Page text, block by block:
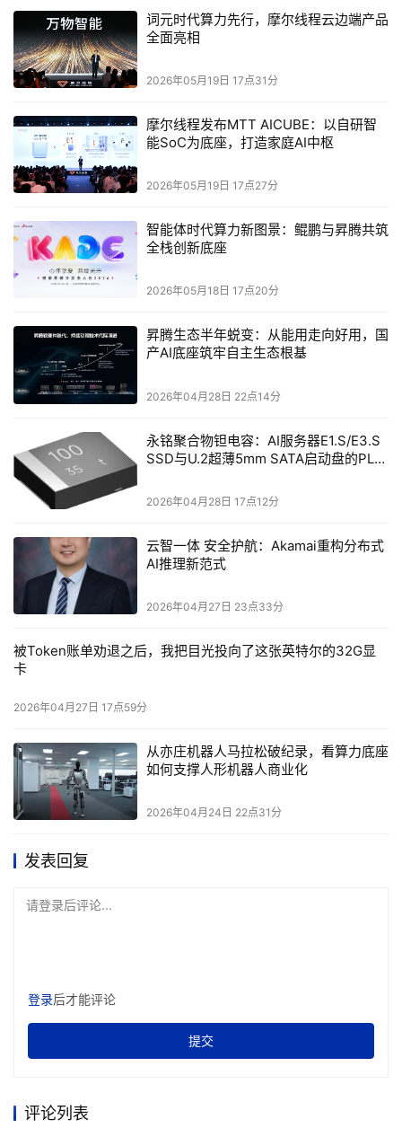
    在通信行业，公司基于“场景+AI Agent”帮助客户提高运
营效能，提升业务收入。首先公司与运营商联合创新，帮助
客户落实基于规模的价值运营，获得运营商家庭客户营销服
务助手智能体、政企客户AI方案助手、AI一线营销助手等项
能力，联合运营商客户，在家庭、商企客户等领域开展运营
创新，帮助客户创收，获得某运营商AI智能营销、AI智能推
荐、权益引入合作运营等项目。
    2025年上半年，公司数智运营业务实现收入约人民币
4.08亿元，同比下降8.8%，主要受运营商加大成本控制力
度的影响。但业务结构持续优化，其中按结果及分成付费收
快订单节奏和收入转换，确保完成全年目标。
ICT支撑业务积极应对行业转型，加大新客户新项目拓展
业结构调整的现实，立足运营商业务根据地，稳固通信行业
ICT支撑业务基本盘，为公司整体业务的提升和转型夯实基
础。2025年上半年，公司ICT支撑业务市场份额保持领先，
素影响，收入同比下降14.7%。公司通过AI注智、存量客户
新业务布局、新客户拓展、以及政企市场联拓等举措对冲
BSS业务的下行压力。同时，公司持续推进组织形态从“橄
榄型”向“金字塔型”转变，降低交付成本，并利用AI大模型等
新工具赋能内部运营，实现降本增效目的，确保ICT支撑业
务全年收入降幅显著收窄。
    2025年上半年，公司加速AI在BSS和OSS业务中的应
助受理等数字人项目落地超10个。此外，公司稳步拓展新客
户与新项目，香港电讯HKT项目第一阶段系统顺利上线。
间、公共服务、低空经济等领域，与运营商客户携手开拓市
省建设监管公共服务平台、某市健康服务平台、某省林业和
品体系，全面推动产品体系向AI Native演进创新，为公司
力。
词元时代算力先行，摩尔线程云边端产品
全面亮相
2026年05月19日 17点31分
摩尔线程发布MTT AICUBE：以自研智
能SoC为底座，打造家庭AI中枢
2026年05月19日 17点27分
智能体时代算力新图景：鲲鹏与昇腾共筑
全栈创新底座
2026年05月18日 17点20分
昇腾生态半年蜕变：从能用走向好用，国
产AI底座筑牢自主生态根基
2026年04月28日 22点14分
永铭聚合物钽电容：AI服务器E1.S/E3.S
SSD与U.2超薄5mm SATA启动盘的PLP
2026年04月28日 17点12分
云智一体 安全护航：Akamai重构分布式
AI推理新范式
2026年04月27日 23点33分
被Token账单劝退之后，我把目光投向了这张英特尔的32G显
卡
2026年04月27日 17点59分
从亦庄机器人马拉松破纪录，看算力底座
如何支撑人形机器人商业化
2026年04月24日 22点31分
发表回复
请登录后评论...
登录后才能评论
提交
评论列表